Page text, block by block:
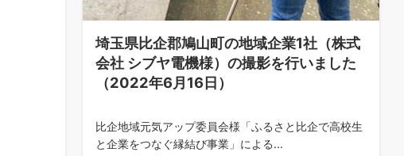
埼玉県比企郡鳩山町の地域企業1社（株式
会社 シブヤ電機様）の撮影を行いました
（2022年6月16日）
比企地域元気アップ委員会様「ふるさと比企で高校生
と企業をつなぐ縁結び事業」による...